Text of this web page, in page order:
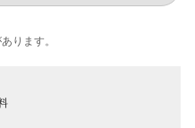
ります。